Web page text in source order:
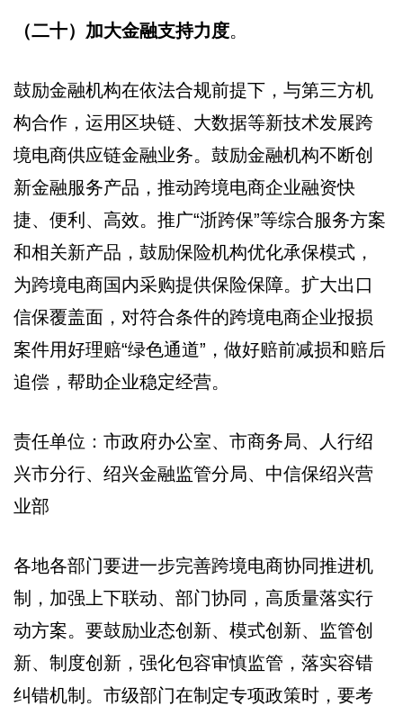
（二十）加大金融支持力度。
鼓励金融机构在依法合规前提下，与第三方机
构合作，运用区块链、大数据等新技术发展跨
境电商供应链金融业务。鼓励金融机构不断创
新金融服务产品，推动跨境电商企业融资快
捷、便利、高效。推广“浙跨保”等综合服务方案
和相关新产品，鼓励保险机构优化承保模式，
为跨境电商国内采购提供保险保障。扩大出口
信保覆盖面，对符合条件的跨境电商企业报损
案件用好理赔“绿色通道”，做好赔前减损和赔后
追偿，帮助企业稳定经营。
责任单位：市政府办公室、市商务局、人行绍
兴市分行、绍兴金融监管分局、中信保绍兴营
业部
各地各部门要进一步完善跨境电商协同推进机
制，加强上下联动、部门协同，高质量落实行
动方案。要鼓励业态创新、模式创新、监管创
新、制度创新，强化包容审慎监管，落实容错
纠错机制。市级部门在制定专项政策时，要考